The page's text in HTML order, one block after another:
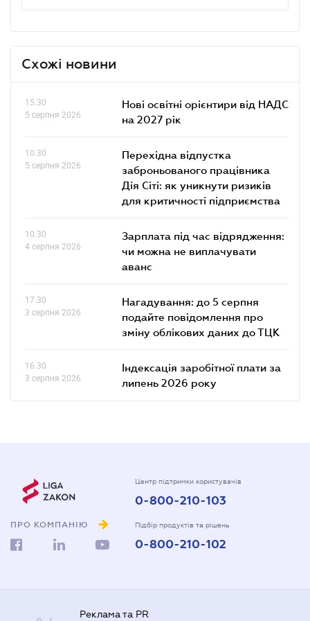
Схожі новини
15.30
5 серпня 2026
Нові освітні орієнтири від НАДС
на 2027 рік
10.30
5 серпня 2026
Перехідна відпустка
заброньованого працівника
Дія Сіті: як уникнути ризиків
для критичності підприємства
10.30
4 серпня 2026
Зарплата під час відрядження:
чи можна не виплачувати
аванс
17.30
3 серпня 2026
Нагадування: до 5 серпня
подайте повідомлення про
зміну облікових даних до ТЦК
16.30
3 серпня 2026
Індексація заробітної плати за
липень 2026 року
ПРО КОМПАНІЮ
Центр підтримки користувачів
0-800-210-103
Підбір продуктів та рішень
0-800-210-102
Реклама та PR